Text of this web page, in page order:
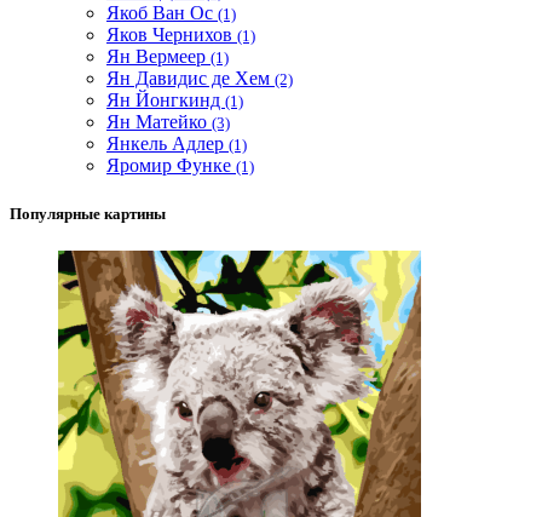
Якоб Ван Ос (1)
Яков Чернихов (1)
Ян Вермеер (1)
Ян Давидис де Хем (2)
Ян Йонгкинд (1)
Ян Матейко (3)
Янкель Адлер (1)
Яромир Функе (1)
Популярные картины